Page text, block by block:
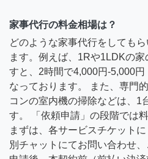
家事代行の料金相場は？
どのような家事代行をしても
ます。例えば、1Rや1LDKの
すと、2時間で4,000円-5,000
なっております。 また、専門
コンの室内機の掃除などは、1
す。 「依頼申請」の段階では
まずは、各サービスチケット
別チャットにてお問い合わせ